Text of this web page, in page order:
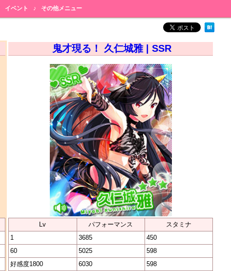
イベント ♪ その他メニュー
鬼才現る！ 久仁城雅 | SSR
Lv パフォーマンス
スタミナ
1
3685
450
60
5025
598
好感度1800
6030
598